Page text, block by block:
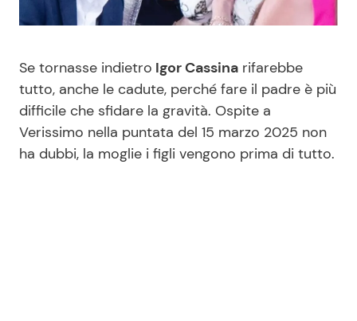
Moda e Style
Mondo Mamma
News benessere
Salute
Dolci
Le Ricette in TV
Primi Piatti
Ricette Facili e Veloci
Se tornasse indietro Igor Cassina rifarebbe
tutto, anche le cadute, perché fare il padre è più
difficile che sfidare la gravità. Ospite a
Verissimo nella puntata del 15 marzo 2025 non
ha dubbi, la moglie i figli vengono prima di tutto.